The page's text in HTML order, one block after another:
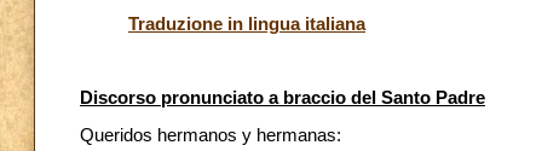
Traduzione in lingua italiana
Discorso pronunciato a braccio del Santo Padre
Queridos hermanos y hermanas: